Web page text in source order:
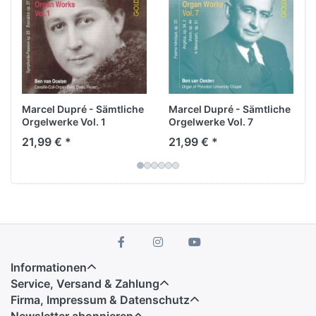
Im Jahre 1902 gebaut, repräsentiert sie
gleichzeitig die größte romantische Orgel Irlands
und ruft uns durch dieser Einspielung zwei
legendäre Konzerte zurück, die Dupré hier 1925
und 1947 als Orgelvirtuose gab.
Marcel Dupré - Sämtliche
Orgelwerke Vol. 1
21,99 € *
Marcel Dupré - Sämtliche
Orgelwerke Vol. 7
21,99 € *
Informationen
Service, Versand & Zahlung
Firma, Impressum & Datenschutz